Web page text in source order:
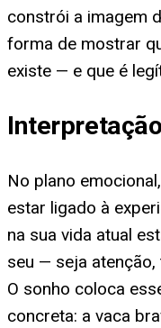
constrói a imagem
forma de mostrar
existe — e que é
No plano
estar ligado à
na sua vida atual
seu — seja
O sonho coloca
concreta: a vaca